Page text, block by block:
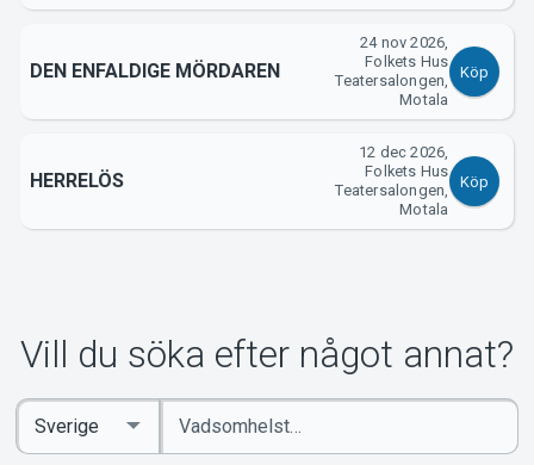
DEN ENFALDIGE MÖRDAREN
24 nov 2026,
Folkets Hus
Teatersalongen,
Motala
Köp
HERRELÖS
12 dec 2026,
Folkets Hus
Teatersalongen,
Motala
Köp
Vill du söka efter något annat?
Ange
sökord
Select
Country